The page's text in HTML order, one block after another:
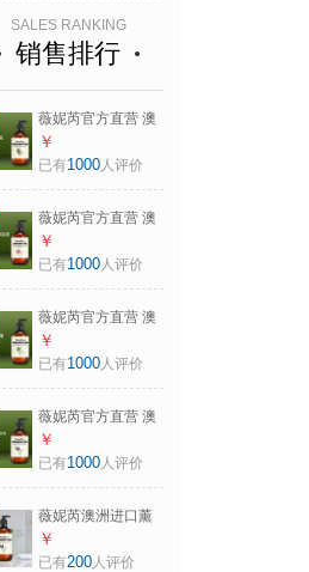
SALES RANKING
销售排行
薇妮芮官方直营 澳
洲精油洗发水 控油
蓬松强韧养发舒缓
水500ml（送迷迭
香小样1支）
￥
已有1000人评价
薇妮芮官方直营 澳
洲精油洗发水 控油
蓬松强韧养发舒缓
水500ml（送迷迭
香小样1支）
￥
已有1000人评价
薇妮芮官方直营 澳
洲精油洗发水 控油
蓬松强韧养发舒缓
500ml（送茶树小
样1支）
￥
已有1000人评价
薇妮芮官方直营 澳
洲精油洗发水 控油
蓬松强韧养发舒缓
水500ml（送茶树
小样1支）
￥
已有1000人评价
薇妮芮澳洲进口薰
衣草舒缓调理沐浴
露无硅油沐浴乳
￥
已有200人评价